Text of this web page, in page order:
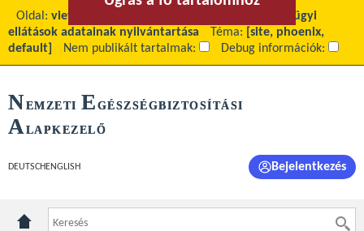
Oldal: view
A finanszírozott egészségügyi
ellátások adatainak nyilvántartása
Téma:
[site, phoenix,
default]
Nem publikált tartalmak: Debug információk:
NEMZETI E GÉSZSÉGBIZTOSÍTÁSI
ALAPKEZELŐ
DEUTSCH ENGLISH Bejelentkezés